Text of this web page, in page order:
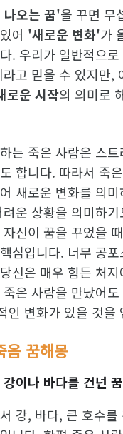
나오는 꿈'을 꾸면 무
어 '새로운 변화'가
. 우리가 일반적으
고 믿을 수 있지만,
로운 시작의 의미로
는 죽은 사람은 스
합니다. 따라서 죽
새로운 변화를 의
운 상황을 의미하
신이 꿈을 꾸었을
심입니다. 너무 공
신은 매우 힘든 처
은 사람을 만났어
인 변화가 있을 것을
음 꿈해몽
이나 바다를 건넌 꿈
강, 바다, 큰 호수를